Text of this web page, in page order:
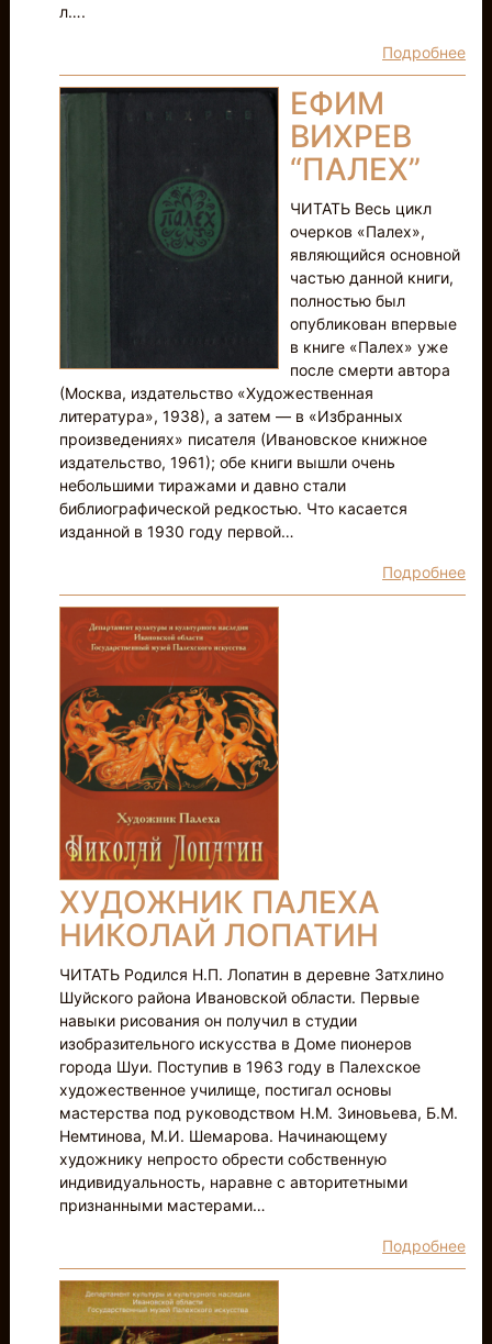
л….
Подробнее
ЕФИМ
ВИХРЕВ
“ПАЛЕХ”
ЧИТАТЬ Весь цикл
очерков «Палех»,
являющийся основной
частью данной книги,
полностью был
опубликован впервые
в книге «Палех» уже
после смерти автора
(Москва, издательство «Художественная
литература», 1938), а затем — в «Избранных
произведениях» писателя (Ивановское книжное
издательство, 1961); обе книги вышли очень
небольшими тиражами и давно стали
библиографической редкостью. Что касается
изданной в 1930 году первой…
Подробнее
ХУДОЖНИК ПАЛЕХА
НИКОЛАЙ ЛОПАТИН
ЧИТАТЬ Родился Н.П. Лопатин в деревне Затхлино
Шуйского района Ивановской области. Первые
навыки рисования он получил в студии
изобразительного искусства в Доме пионеров
города Шуи. Поступив в 1963 году в Палехское
художественное училище, постигал основы
мастерства под руководством Н.М. Зиновьева, Б.М.
Немтинова, М.И. Шемарова. Начинающему
художнику непросто обрести собственную
индивидуальность, наравне с авторитетными
признанными мастерами…
Подробнее